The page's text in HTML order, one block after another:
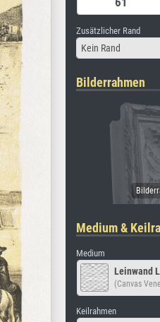
Zusätzlicher Rand
Kein Rand
Bilderrahmen
Medium &
Medium
Leinwand
(Canvas
Keilrahmen